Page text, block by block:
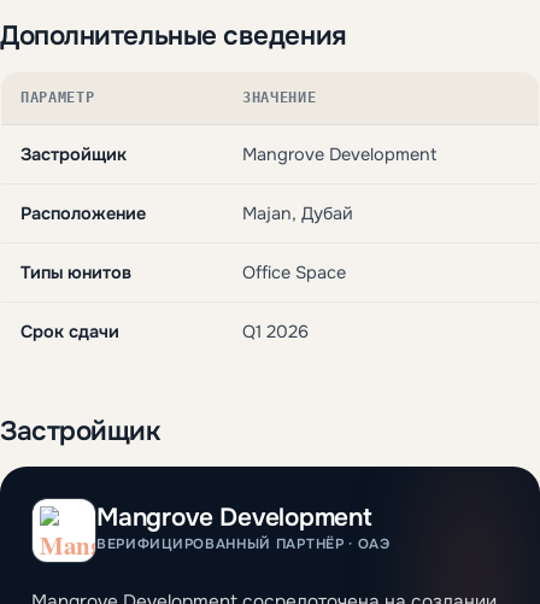
Дополнительные сведения
ПАРАМЕТР ЗНАЧЕНИЕ
Застройщик Mangrove Development
Расположение Majan, Дубай
Типы юнитов Office Space
Срок сдачи Q1 2026
Застройщик
Mangrove Development
ВЕРИФИЦИРОВАННЫЙ ПАРТНЁР · ОАЭ